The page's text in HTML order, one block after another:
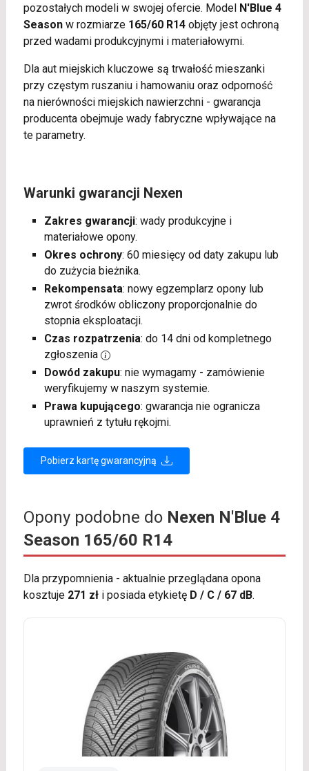
pozostałych modeli w swojej ofercie. Model N'Blue 4
Seasonw rozmiarze 165/60 R14objęty jest ochroną
przed wadami produkcyjnymi i materiałowymi.
Dla aut miejskich kluczowe są trwałość mieszanki
przy częstym ruszaniu i hamowaniu oraz odporność
na nierówności miejskich nawierzchni - gwarancja
producenta obejmuje wady fabryczne wpływające na
te parametry.
Warunki gwarancji Nexen
Zakres gwarancji: wady produkcyjne i
materiałowe opony.
Okres ochrony: 60 miesięcy od daty zakupu lub
do zużycia bieżnika.
Rekompensata: nowy egzemplarz opony lub
zwrot środków obliczony proporcjonalnie do
stopnia eksploatacji.
Czas rozpatrzenia: do 14 dni od kompletnego
zgłoszenia
Dowód zakupu: nie wymagamy - zamówienie
weryfikujemy w naszym systemie.
Prawa kupującego: gwarancja nie ogranicza
uprawnień z tytułu rękojmi.
Pobierz kartę gwarancyjną
Opony podobne do Nexen N'Blue 4
Season 165/60 R14
Dla przypomnienia - aktualnie przeglądana opona
kosztuje 271 złi posiada etykietę D / C / 67 dB.